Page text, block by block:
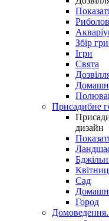
Збір
Ігри
Свята
Присадибне
дизайн
Сад
Город
Домоведення.